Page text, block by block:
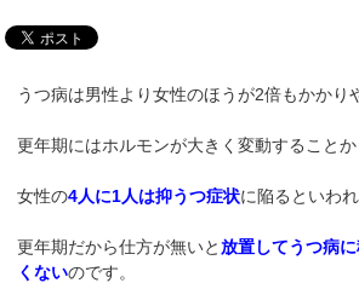
うつ病は男性より女性のほうが2倍もかかり
更年期にはホルモンが大きく変動することか
女性の4人に1人は抑うつ症状に陥るといわれ
更年期だから仕方が無いと放置してうつ病
くないのです。